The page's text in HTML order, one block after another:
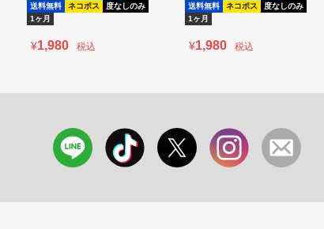
送料無料 ネコポス
度なしのみ
1ヶ月
¥1,980 税込
送料無料 ネコポス
度なしのみ
1ヶ月
¥1,980 税込